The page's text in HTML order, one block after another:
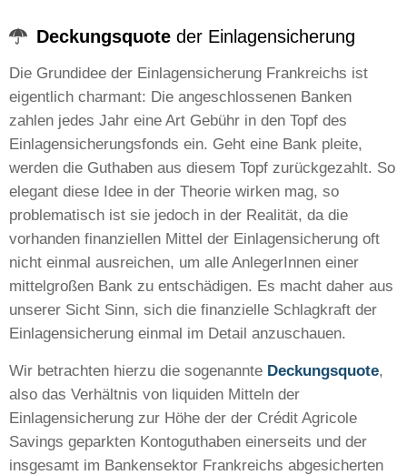
Deckungsquote der Einlagensicherung
Die Grundidee der Einlagensicherung Frankreichs ist
eigentlich charmant: Die angeschlossenen Banken
zahlen jedes Jahr eine Art Gebühr in den Topf des
Einlagensicherungsfonds ein. Geht eine Bank pleite,
werden die Guthaben aus diesem Topf zurückgezahlt. So
elegant diese Idee in der Theorie wirken mag, so
problematisch ist sie jedoch in der Realität, da die
vorhanden finanziellen Mittel der Einlagensicherung oft
nicht einmal ausreichen, um alle AnlegerInnen einer
mittelgroßen Bank zu entschädigen. Es macht daher aus
unserer Sicht Sinn, sich die finanzielle Schlagkraft der
Einlagensicherung einmal im Detail anzuschauen.
Wir betrachten hierzu die sogenannte Deckungsquote,
also das Verhältnis von liquiden Mitteln der
Einlagensicherung zur Höhe der der Crédit Agricole
Savings geparkten Kontoguthaben einerseits und der
insgesamt im Bankensektor Frankreichs abgesicherten